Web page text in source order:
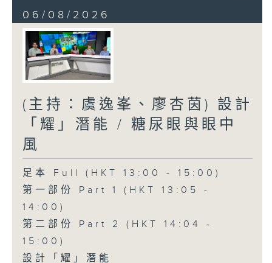
06/08/2026
(主持：虞逸峯、廖杏茵) 設計
「耀」潛能 / 糖尿眼與眼中
風
足本 Full (HKT 13:00 - 15:00)
第一部份 Part 1 (HKT 13:05 -
14:00)
第二部份 Part 2 (HKT 14:04 -
15:00)
設計「耀」潛能